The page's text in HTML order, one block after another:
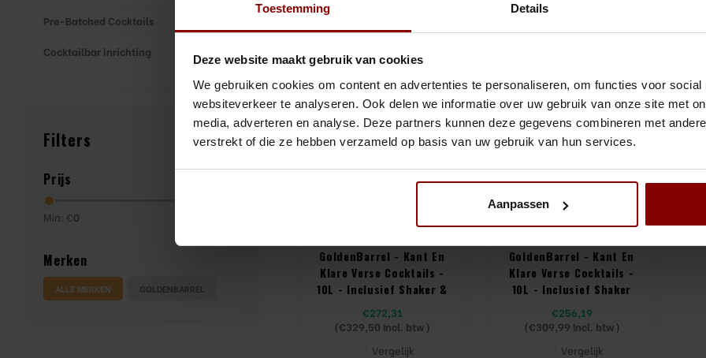
Toestemming Details
Deze website maakt gebruik van cookies
We gebruiken cookies om content en advertenties te personaliseren, om functies voor social
websiteverkeer te analyseren. Ook delen we informatie over uw gebruik van onze site met
media, adverteren en analyse. Deze partners kunnen deze gegevens combineren met
verstrekt of die ze hebben verzameld op basis van uw gebruik van hun services.
Aanpassen
Pre-Batched Cocktails
Cocktailbar inrichting
Filters
Prijs
Min: €0
Merken
ALLE MERKEN GOLDENBARREL
GoldenBarrel - Kant En
Klare Verse Cocktails -
10L - Inclusief Shaker &
€272,31
(€329,50 Incl. btw)
Vergelijk
GoldenBarrel - Kant En
Klare Verse Cocktails -
10L - Inclusief Shaker
€256,19
(€309,99 Incl. btw)
Vergelijk